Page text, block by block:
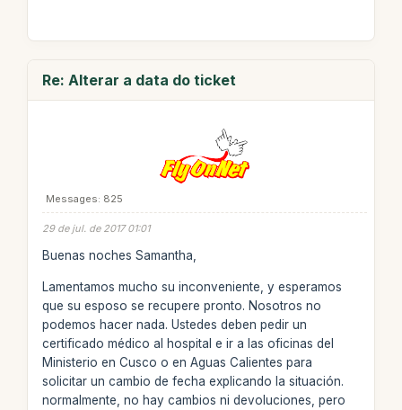
Re: Alterar a data do ticket
Messages: 825
29 de jul. de 2017 01:01
Buenas noches Samantha,
Lamentamos mucho su inconveniente, y esperamos
que su esposo se recupere pronto. Nosotros no
podemos hacer nada. Ustedes deben pedir un
certificado médico al hospital e ir a las oficinas del
Ministerio en Cusco o en Aguas Calientes para
solicitar un cambio de fecha explicando la situación.
normalmente, no hay cambios ni devoluciones, pero